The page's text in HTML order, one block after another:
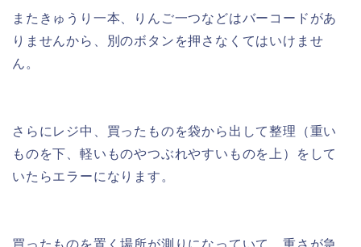
またきゅうり一本、りんご一つなどはバーコードがあ
りませんから、別のボタンを押さなくてはいけませ
ん。
さらにレジ中、買ったものを袋から出して整理（重い
ものを下、軽いものやつぶれやすいものを上）をして
いたらエラーになります。
買ったものを置く場所が測りになっていて、重さが急